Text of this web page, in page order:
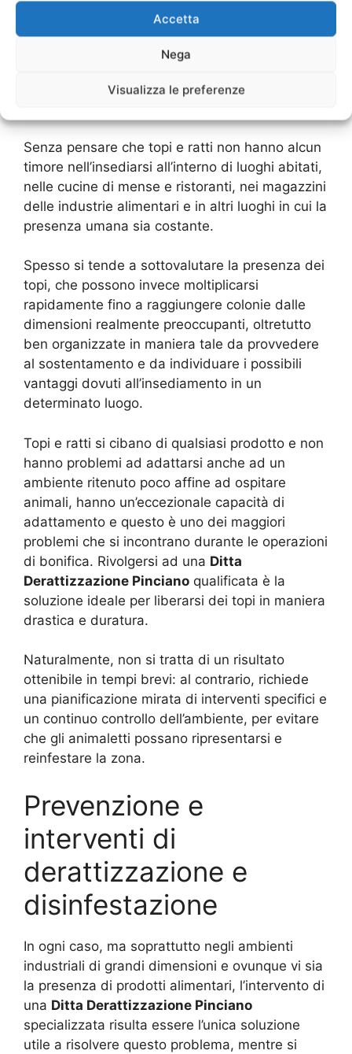
Accetta
Nega
Visualizza le preferenze
insediarsi e di svilupparsi tranquillamente.
scarsa attenzione per le tematiche ambientali e
Senza pensare che topi e ratti non hanno alcun
timore nell’insediarsi all’interno di luoghi abitati,
nelle cucine di mense e ristoranti, nei magazzini
delle industrie alimentari e in altri luoghi in cui la
presenza umana sia costante.
Spesso si tende a sottovalutare la presenza dei
topi, che possono invece moltiplicarsi
rapidamente fino a raggiungere colonie dalle
dimensioni realmente preoccupanti, oltretutto
ben organizzate in maniera tale da provvedere
al sostentamento e da individuare i possibili
vantaggi dovuti all’insediamento in un
determinato luogo.
Topi e ratti si cibano di qualsiasi prodotto e non
hanno problemi ad adattarsi anche ad un
ambiente ritenuto poco affine ad ospitare
animali, hanno un’eccezionale capacità di
adattamento e questo è uno dei maggiori
problemi che si incontrano durante le operazioni
di bonifica. Rivolgersi ad una Ditta
Derattizzazione Pinciano qualificata è la
soluzione ideale per liberarsi dei topi in maniera
drastica e duratura.
Naturalmente, non si tratta di un risultato
ottenibile in tempi brevi: al contrario, richiede
una pianificazione mirata di interventi specifici e
un continuo controllo dell’ambiente, per evitare
che gli animaletti possano ripresentarsi e
reinfestare la zona.
Prevenzione e
interventi di
derattizzazione e
disinfestazione
In ogni caso, ma soprattutto negli ambienti
industriali di grandi dimensioni e ovunque vi sia
la presenza di prodotti alimentari, l’intervento di
una Ditta Derattizzazione Pinciano
specializzata risulta essere l’unica soluzione
utile a risolvere questo problema, mentre si